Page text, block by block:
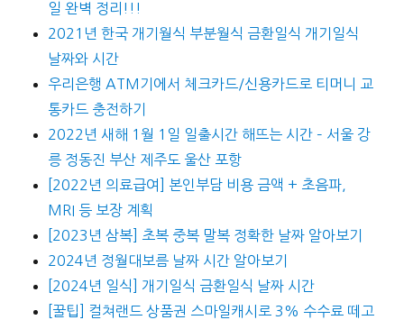
일 완벽 정리!!!
2021년 한국 개기월식 부분월식 금환일식 개기일식
날짜와 시간
우리은행 ATM기에서 체크카드/신용카드로 티머니 교
통카드 충전하기
2022년 새해 1월 1일 일출시간 해뜨는 시간 – 서울 강
릉 정동진 부산 제주도 울산 포항
[2022년 의료급여] 본인부담 비용 금액 + 초음파,
MRI 등 보장 계획
[2023년 삼복] 초복 중복 말복 정확한 날짜 알아보기
2024년 정월대보름 날짜 시간 알아보기
[2024년 일식] 개기일식 금환일식 날짜 시간
[꿀팁] 컬쳐랜드 상품권 스마일캐시로 3% 수수료 떼고